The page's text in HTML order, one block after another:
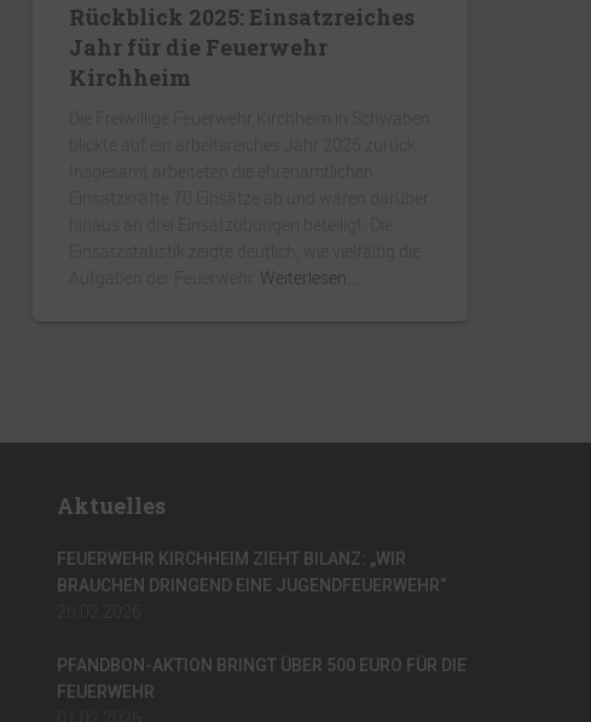
Rückblick 2025: Einsatzreiches
Jahr für die Feuerwehr
Kirchheim
Weiterlesen…
Aktuelles
FEUERWEHR KIRCHHEIM ZIEHT BILANZ: „WIR
BRAUCHEN DRINGEND EINE JUGENDFEUERWEHR“
PFANDBON-AKTION BRINGT ÜBER 500 EURO FÜR DIE
FEUERWEHR